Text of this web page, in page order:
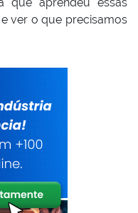
ver o que precisamos